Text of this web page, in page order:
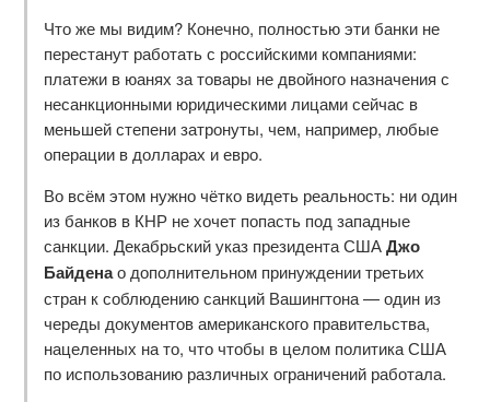
Что же мы видим? Конечно, полностью эти банки не
перестанут работать с российскими компаниями:
платежи в юанях за товары не двойного назначения с
несанкционными юридическими лицами сейчас в
меньшей степени затронуты, чем, например, любые
операции в долларах и евро.
Во всём этом нужно чётко видеть реальность: ни один
из банков в КНР не хочет попасть под западные
санкции. Декабрьский указ президента СШАДжо
Байденао дополнительном принуждении третьих
стран к соблюдению санкций Вашингтона — один из
череды документов американского правительства,
нацеленных на то, что чтобы в целом политика США
по использованию различных ограничений работала.